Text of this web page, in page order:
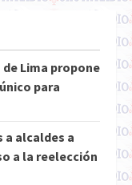
Lima propone
para
a alcaldes a
a la reelección